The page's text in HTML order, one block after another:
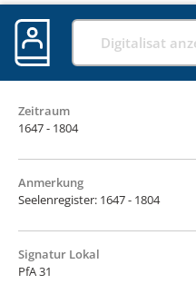
Digitalisat
Zeitraum
1647 - 1804
Anmerkung
Seelenregister: 1647 - 1804
Signatur Lokal
PfA 31